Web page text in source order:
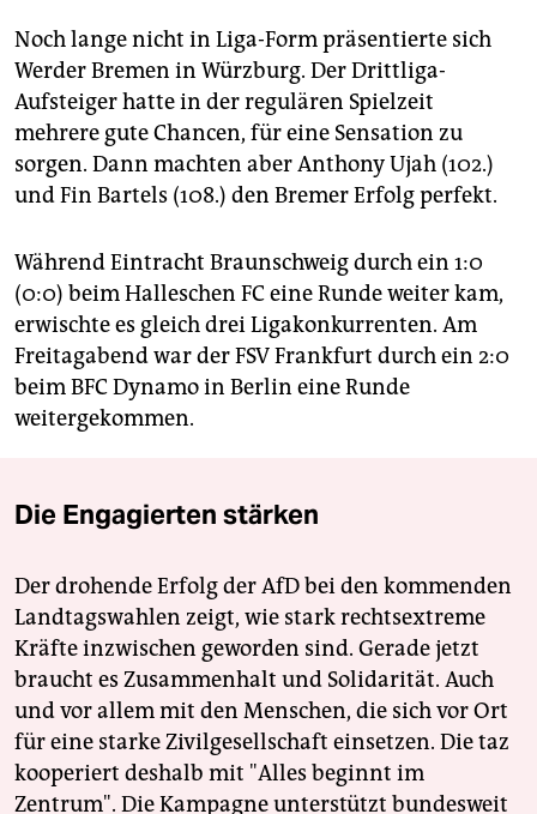
Noch lange nicht in Liga-Form präsentierte sich
Werder Bremen in Würzburg. Der Drittliga-
Aufsteiger hatte in der regulären Spielzeit
mehrere gute Chancen, für eine Sensation zu
sorgen. Dann machten aber Anthony Ujah (102.)
und Fin Bartels (108.) den Bremer Erfolg perfekt.
Während Eintracht Braunschweig durch ein 1:0
(0:0) beim Halleschen FC eine Runde weiter kam,
erwischte es gleich drei Ligakonkurrenten. Am
Freitagabend war der FSV Frankfurt durch ein 2:0
beim BFC Dynamo in Berlin eine Runde
weitergekommen.
Die Engagierten stärken
Der drohende Erfolg der AfD bei den kommenden
Landtagswahlen zeigt, wie stark rechtsextreme
Kräfte inzwischen geworden sind. Gerade jetzt
braucht es Zusammenhalt und Solidarität. Auch
und vor allem mit den Menschen, die sich vor Ort
für eine starke Zivilgesellschaft einsetzen. Die taz
kooperiert deshalb mit "Alles beginnt im
Zentrum". Die Kampagne unterstützt bundesweit